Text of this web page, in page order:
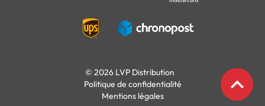
expand_less
© 2026 LVP Distribution
Politique de confidentialité
Mentions légales